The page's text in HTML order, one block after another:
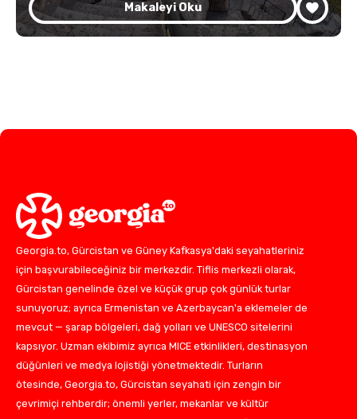
Makaleyi Oku
Georgia.to, Gürcistan ve Güney Kafkasya'daki seyahatleriniz
için başvurabileceğiniz bir merkezdir. Tiflis merkezli olarak,
Gürcistan genelinde özel ve küçük grup çok günlük turlar
sunuyoruz; ayrıca Ermenistan ve Azerbaycan'a eklemeler de
mevcut — şarap bölgeleri, dağ yolları ve UNESCO sitelerini
kapsıyor. Uzman ekibimiz ayrıca MICE etkinlikleri, destinasyon
düğünleri ve medya lojistiği yönetmektedir. Turların
ötesinde, Georgia.to, Gürcistan seyahati için zengin bir
çevrimiçi rehberdir; önemli yerler, mekanlar ve kültür